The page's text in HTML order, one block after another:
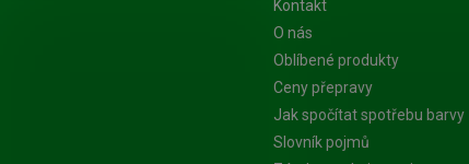
Kontakt
O nás
Oblíbené produkty
Ceny přepravy
Jak spočítat spotřebu barvy
Slovník pojmů